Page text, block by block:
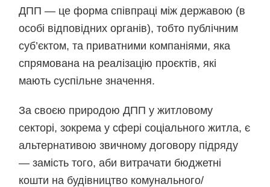
ДПП — це форма співпраці між державою (в
особі відповідних органів), тобто публічним
суб’єктом, та приватними компаніями, яка
спрямована на реалізацію проєктів, які
мають суспільне значення.
За своєю природою ДПП у житловому
секторі, зокрема у сфері соціального житла, є
альтернативою звичному договору підряду
— замість того, аби витрачати бюджетні
кошти на будівництво комунального/